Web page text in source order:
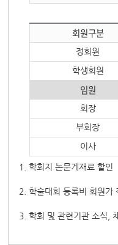
회원구분
정회원
학생회원
임원
회장
부회장
이사
1. 학회지 논문게재료 할인
2. 학술대회 등록비 회원가
3. 학회 및 관련기관 소식,